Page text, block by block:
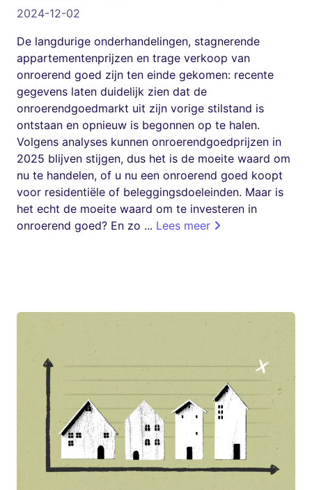
2024-12-02
De langdurige onderhandelingen, stagnerende
appartementenprijzen en trage verkoop van
onroerend goed zijn ten einde gekomen: recente
gegevens laten duidelijk zien dat de
onroerendgoedmarkt uit zijn vorige stilstand is
ontstaan ​​en opnieuw is begonnen op te halen.
Volgens analyses kunnen onroerendgoedprijzen in
2025 blijven stijgen, dus het is de moeite waard om
nu te handelen, of u nu een onroerend goed koopt
voor residentiële of beleggingsdoeleinden. Maar is
het echt de moeite waard om te investeren in
onroerend goed? En zo ... Lees meer